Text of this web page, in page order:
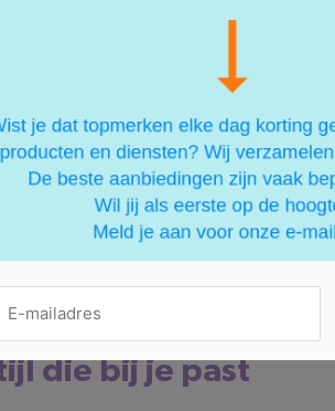
in de jaren zestig al met de
tegenwoordig kun je hier nog
ondergoed, kun je hier ook
en luxe lingerie mogen
dat je voor iedere gelegenheid en
textiel. Deze stof is dun,
aan als een tweede huid.
die bij je past